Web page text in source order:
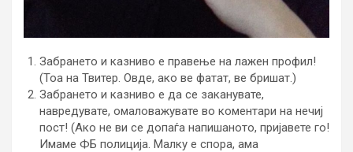
Забрането и казниво е правење на лажен профил!
(Тоа на Твитер. Овде, ако ве фатат, ве бришат.)
Забрането и казниво е да се заканувате,
навредувате, омаловажувате во коментари на нечиј
пост! (Ако не ви се допаѓа напишаното, пријавете го!
Имаме ФБ полиција. Малку е спора, ама